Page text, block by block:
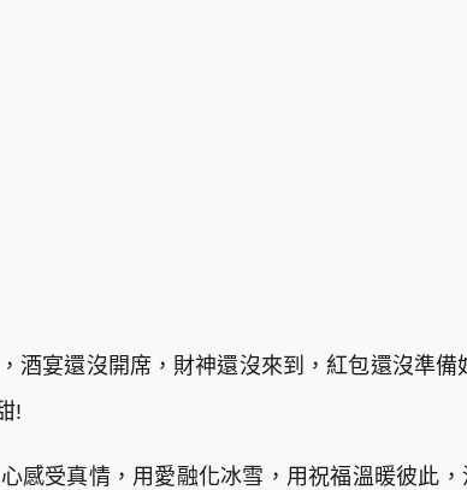
酒宴還沒開席，財神還沒來到，紅包還沒準
!
感受真情，用愛融化冰雪，用祝福溫暖彼此